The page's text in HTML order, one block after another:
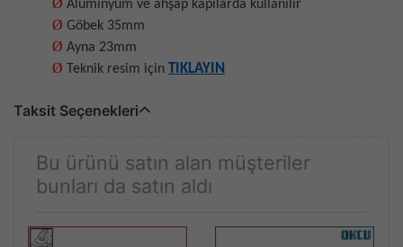
Alüminyum ve ahşap kapılarda kullanılır
Ø Göbek 35mm
Ø Ayna 23mm
Ø Teknik resim için TIKLAYIN
Taksit Seçenekleri
Bu ürünü satın alan müşteriler
bunları da satın aldı